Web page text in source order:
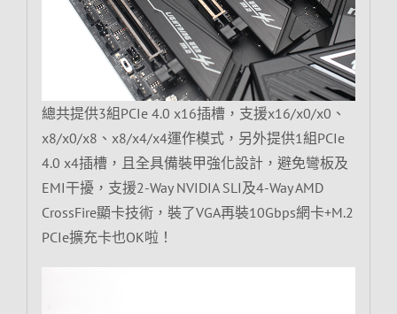
總共提供3組PCIe 4.0 x16插槽，支援x16/x0/x0、
x8/x0/x8、x8/x4/x4運作模式，另外提供1組PCIe
4.0 x4插槽，且全具備裝甲強化設計，避免彎板及
EMI干擾，支援2-Way NVIDIA SLI及4-Way AMD
CrossFire顯卡技術，裝了VGA再裝10Gbps網卡+M.2
PCIe擴充卡也OK啦！